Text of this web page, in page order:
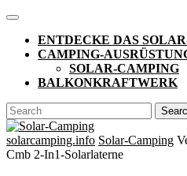
Skip
content
Open
ButtonENTDECKE DAS
CAMPING-
SOLAR-CAMPING
BALKONKRAFTWERK
CLOSE
BUTTON
Search
for:
solarcamping.info Solar-Camping
Cmb 2-In1-Solarlaterne